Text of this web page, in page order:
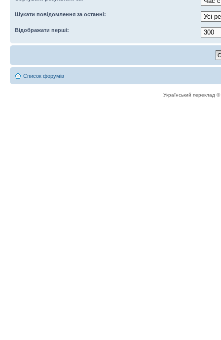
Шукати повідомлення за останні:
Відображати перші:
Список форумів
Український переклад